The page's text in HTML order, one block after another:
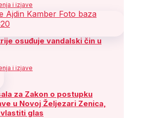
i izjave
osuđuje vandalski čin u
i izjave
za Zakon o postupku
u Novoj Željezari Zenica,
glas